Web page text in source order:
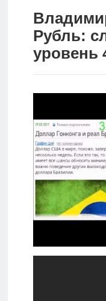
Дивиденды
Волновой
Видео
Сделано
в России
Рунет
Рубль:
уровень